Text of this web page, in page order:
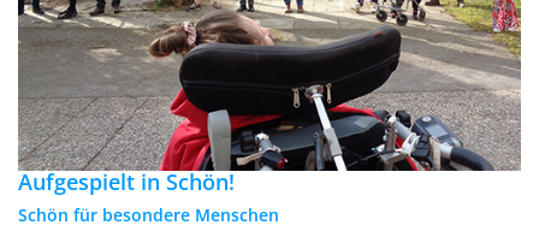
Aufgespielt in Schön!
Schön für besondere Menschen